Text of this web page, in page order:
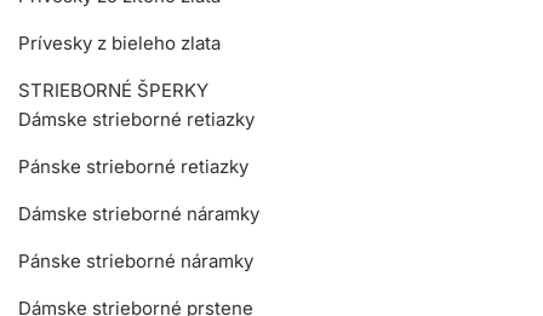
Prívesky z bieleho zlata
STRIEBORNÉ ŠPERKY
Dámske strieborné retiazky
Pánske strieborné retiazky
Dámske strieborné náramky
Pánske strieborné náramky
Dámske strieborné prstene